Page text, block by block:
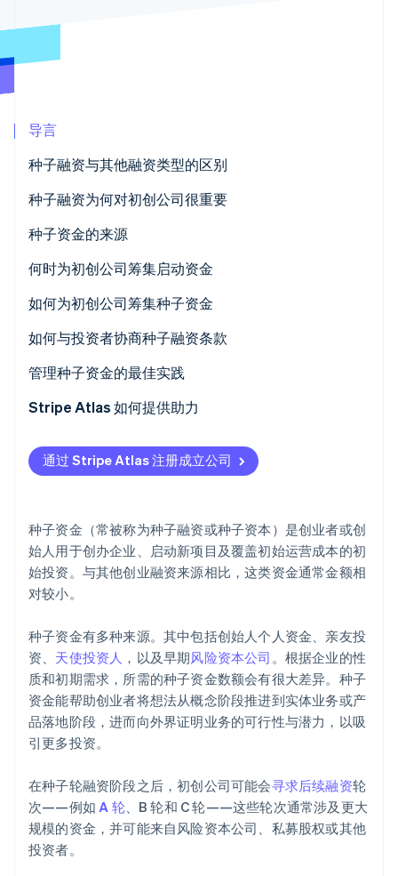
了解未来规划
欺诈防范
Climate
在线身份验证
Stripe Sessions 2026
立即观看
导言
种子融资与其他融资类型的区别
种子融资为何对初创公司很重要
种子资金的来源
天使投资人
风险投资家 (VC)
众筹
自筹资金创业
资助金
比较启动资金来源
何时为初创公司筹集启动资金
如何为初创公司筹集种子资金
如何与投资者协商种子融资条款
管理种子资金的最佳实践
Stripe Atlas 如何提供助力
申请加入 Atlas
在获取雇主识别号 (EIN) 前开通收款与银行账户功能
自动提交 83(b) 税务申报
全球顶尖水准的公司法律文件
伴专属优惠与折扣
通过 Stripe Atlas 注册成立公司
种子资金（常被称为种子融资或种子资本）是创业者或创
始人用于创办企业、启动新项目及覆盖初始运营成本的初
始投资。与其他创业融资来源相比，这类资金通常金额相
对较小。
种子资金有多种来源。其中包括创始人个人资金、亲友投
资、 天使投资人 ，以及早期风险资本公司 。根据企业的性
质和初期需求，所需的种子资金数额会有很大差异。种子
资金能帮助创业者将想法从概念阶段推进到实体业务或产
品落地阶段，进而向外界证明业务的可行性与潜力，以吸
引更多投资。
在种子轮融资阶段之后，初创公司可能会寻求后续融资轮
次——例如A 轮、B 轮和 C 轮——这些轮次通常涉及更大
规模的资金，并可能来自风险资本公司、私募股权或其他
投资者。